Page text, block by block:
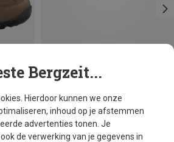
Hilleberg
Rogen 3 Tent
€ 1.495,80
Bergzeit...
Hierdoor kunnen we onze
inhoud op je afstemmen
advertenties tonen. Je
de verwerking van je gegevens in